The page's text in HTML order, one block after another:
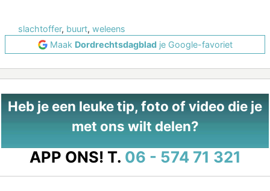
slachtoffer, buurt, weleens
Maak Dordrechtsdagbladje Google-favoriet
Heb je een leuke tip, foto of video die je
met ons wilt delen?
APP ONS! T. 06 - 574 71 321